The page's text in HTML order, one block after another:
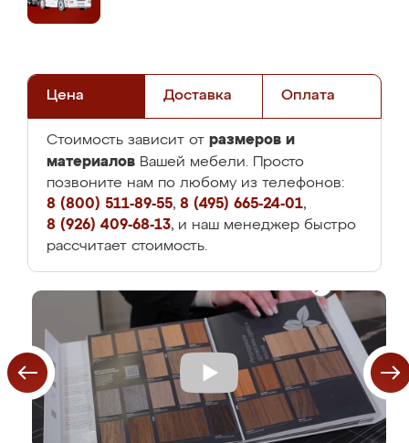
Цена Доставка Оплата
Стоимость зависит от размеров и
материалов Вашей мебели. Просто
позвоните нам по любому из телефонов:
8 (800) 511-89-55, 8 (495) 665-24-01,
8 (926) 409-68-13, и наш менеджер быстро
рассчитает стоимость.